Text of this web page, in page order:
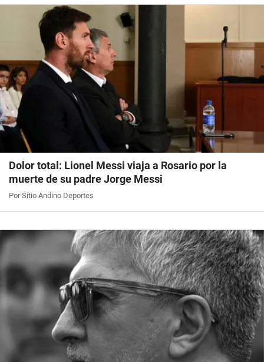
Dolor total: Lionel Messi viaja a Rosario por la
muerte de su padre Jorge Messi
Por Sitio Andino Deportes